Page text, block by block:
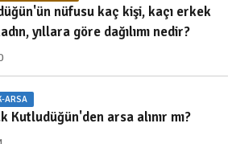
nüfusu kaç kişi, kaçı erkek
yıllara göre dağılımı nedir?
ARSA
Kutludüğün'den arsa alınır mı?